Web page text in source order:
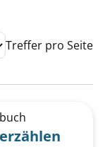
Treffer pro Seite